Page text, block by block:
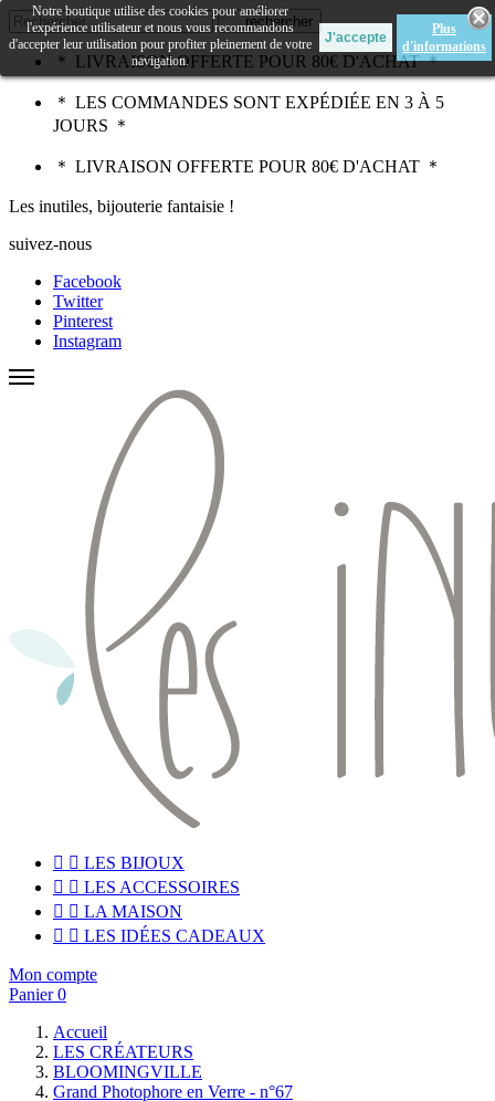
rechercher
＊ LIVRAISON OFFERTE POUR 80€ D'ACHAT ＊
＊ LES COMMANDES SONT EXPÉDIÉE EN 3 À 5
JOURS ＊
＊ LIVRAISON OFFERTE POUR 80€ D'ACHAT ＊
Les inutiles, bijouterie fantaisie !
suivez-nous
Facebook
Twitter
Pinterest
Instagram
  LES BIJOUX
  LES ACCESSOIRES
  LA MAISON
  LES IDÉES CADEAUX
Mon compte
Panier 0
Notre boutique utilise des cookies pour améliorer
l'expérience utilisateur et nous vous recommandons
d'accepter leur utilisation pour profiter pleinement de votre
navigation.
Plus
d'informations
Accueil
LES CRÉATEURS
BLOOMINGVILLE
Grand Photophore en Verre - n°67